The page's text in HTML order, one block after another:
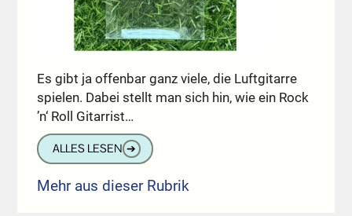
Es gibt ja offenbar ganz viele, die Luftgitarre
spielen. Dabei stellt man sich hin, wie ein Rock
’n‘ Roll Gitarrist…
ALLES LESEN ➔
Mehr aus dieser Rubrik